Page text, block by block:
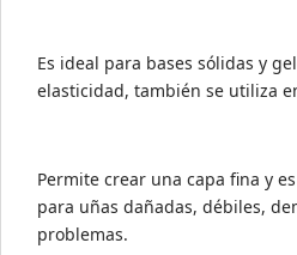
Es ideal para bases sólidas y
elasticidad, también se utiliza
Permite crear una capa fina y
para uñas dañadas, débiles,
problemas.